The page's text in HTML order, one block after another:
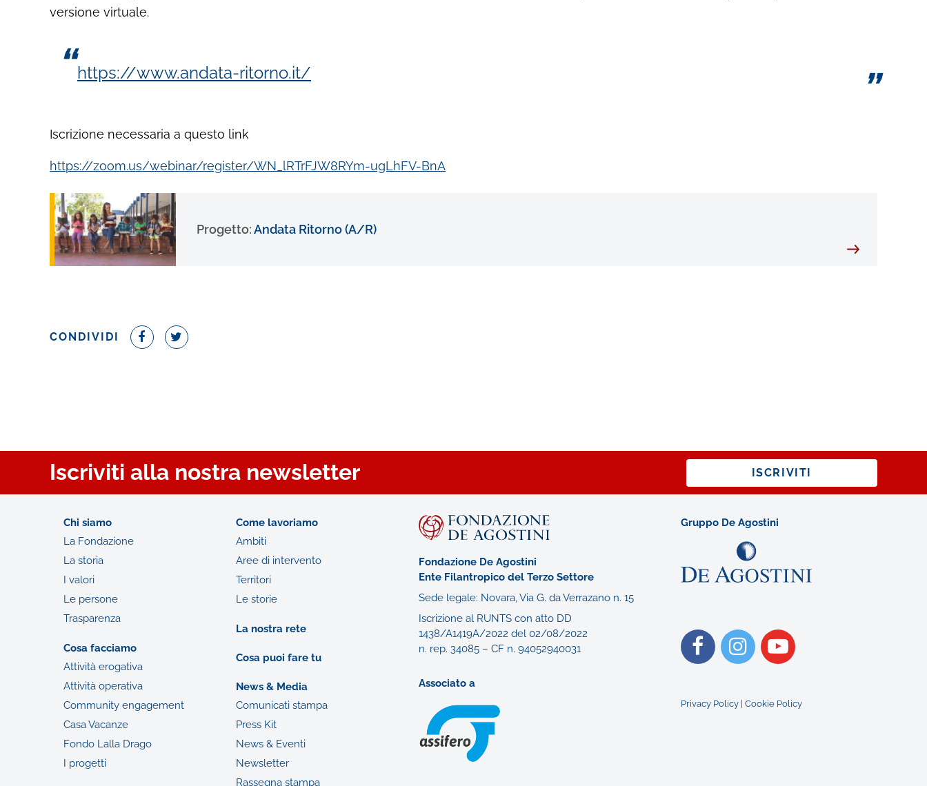
versione virtuale.
https://www.andata-ritorno.it/
Iscrizione necessaria a questo link
https://zoom.us/webinar/register/WN_lRTrFJW8RYm-ugLhFV-BnA
Progetto:Andata Ritorno (A/R)
CONDIVIDI
Iscriviti alla nostra newsletter ISCRIVITI
Chi siamo
La Fondazione
La storia
I valori
Le persone
Trasparenza
Cosa facciamo
Attività erogativa
Attività operativa
Community engagement
Casa Vacanze
Fondo Lalla Drago
I progetti
Come lavoriamo
Ambiti
Aree di intervento
Territori
Le storie
La nostra rete
Cosa puoi fare tu
News & Media
Comunicati stampa
Press Kit
News & Eventi
Newsletter
Rassegna stampa
Fondazione De Agostini
Ente Filantropico del Terzo Settore
Sede legale: Novara, Via G. da Verrazano n. 15
Iscrizione al RUNTS con atto DD
1438/A1419A/2022 del 02/08/2022
n. rep. 34085 – CF n. 94052940031
Associato a
Gruppo De Agostini
Privacy Policy| Cookie Policy